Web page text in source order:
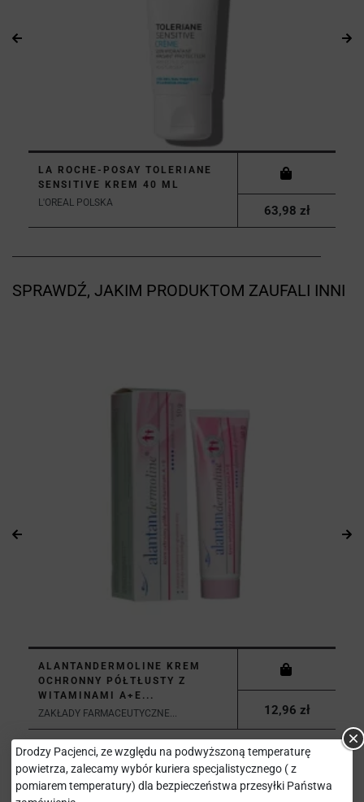
LA ROCHE-POSAY TOLERIANE
SENSITIVE KREM 40 ML
L'OREAL POLSKA
63,98 zł
SPRAWDŹ, JAKIM PRODUKTOM ZAUFALI INNI
ALANTANDERMOLINE KREM
OCHRONNY PÓŁTŁUSTY Z
WITAMINAMI A+E...
ZAKŁADY FARMACEUTYCZNE...
12,96 zł
Drodzy Pacjenci, ze względu na podwyższoną temperaturę
powietrza, zalecamy wybór kuriera specjalistycznego ( z
pomiarem temperatury) dla bezpieczeństwa przesyłki Państwa